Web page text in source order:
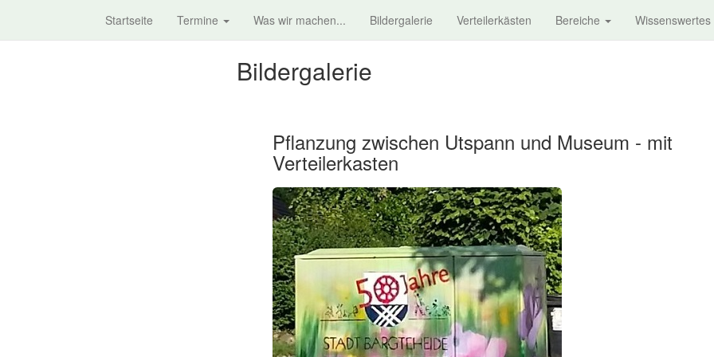
Startseite Termine Was wir machen... Bildergalerie Verteilerkästen Bereiche Wissenswertes
Bildergalerie
Pflanzung zwischen Utspann und Museum - mit
Verteilerkasten